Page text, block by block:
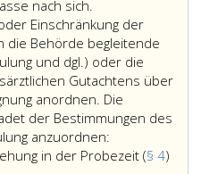
von
Motorfahrrädern
abgesehen
werden.
Dies
ist
auch
dann
möglich,
nach sich.
Einschränkung der
die Behörde begleitende
und dgl.) oder die
Gutachtens über
anordnen. Die
der Bestimmungen des
anzuordnen:
der
in der Probezeit (§ 4)